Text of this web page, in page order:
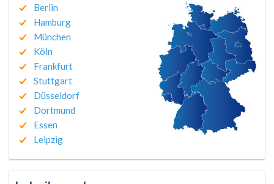
Berlin
Hamburg
München
Köln
Frankfurt
Stuttgart
Düsseldorf
Dortmund
Essen
Leipzig